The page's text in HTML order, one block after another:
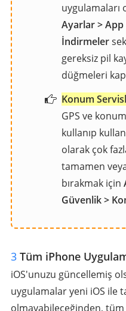
uygulamaları
Ayarlar >
İndirmeler
gereksiz pil
düğmeleri
Konum
GPS ve
kullanıp
olarak çok
tamamen
bırakmak için
Güvenlik >
3 Tüm iPhone
iOS'unuzu güncellemiş
uygulamalar yeni iOS ile
olmayabileceğinden,